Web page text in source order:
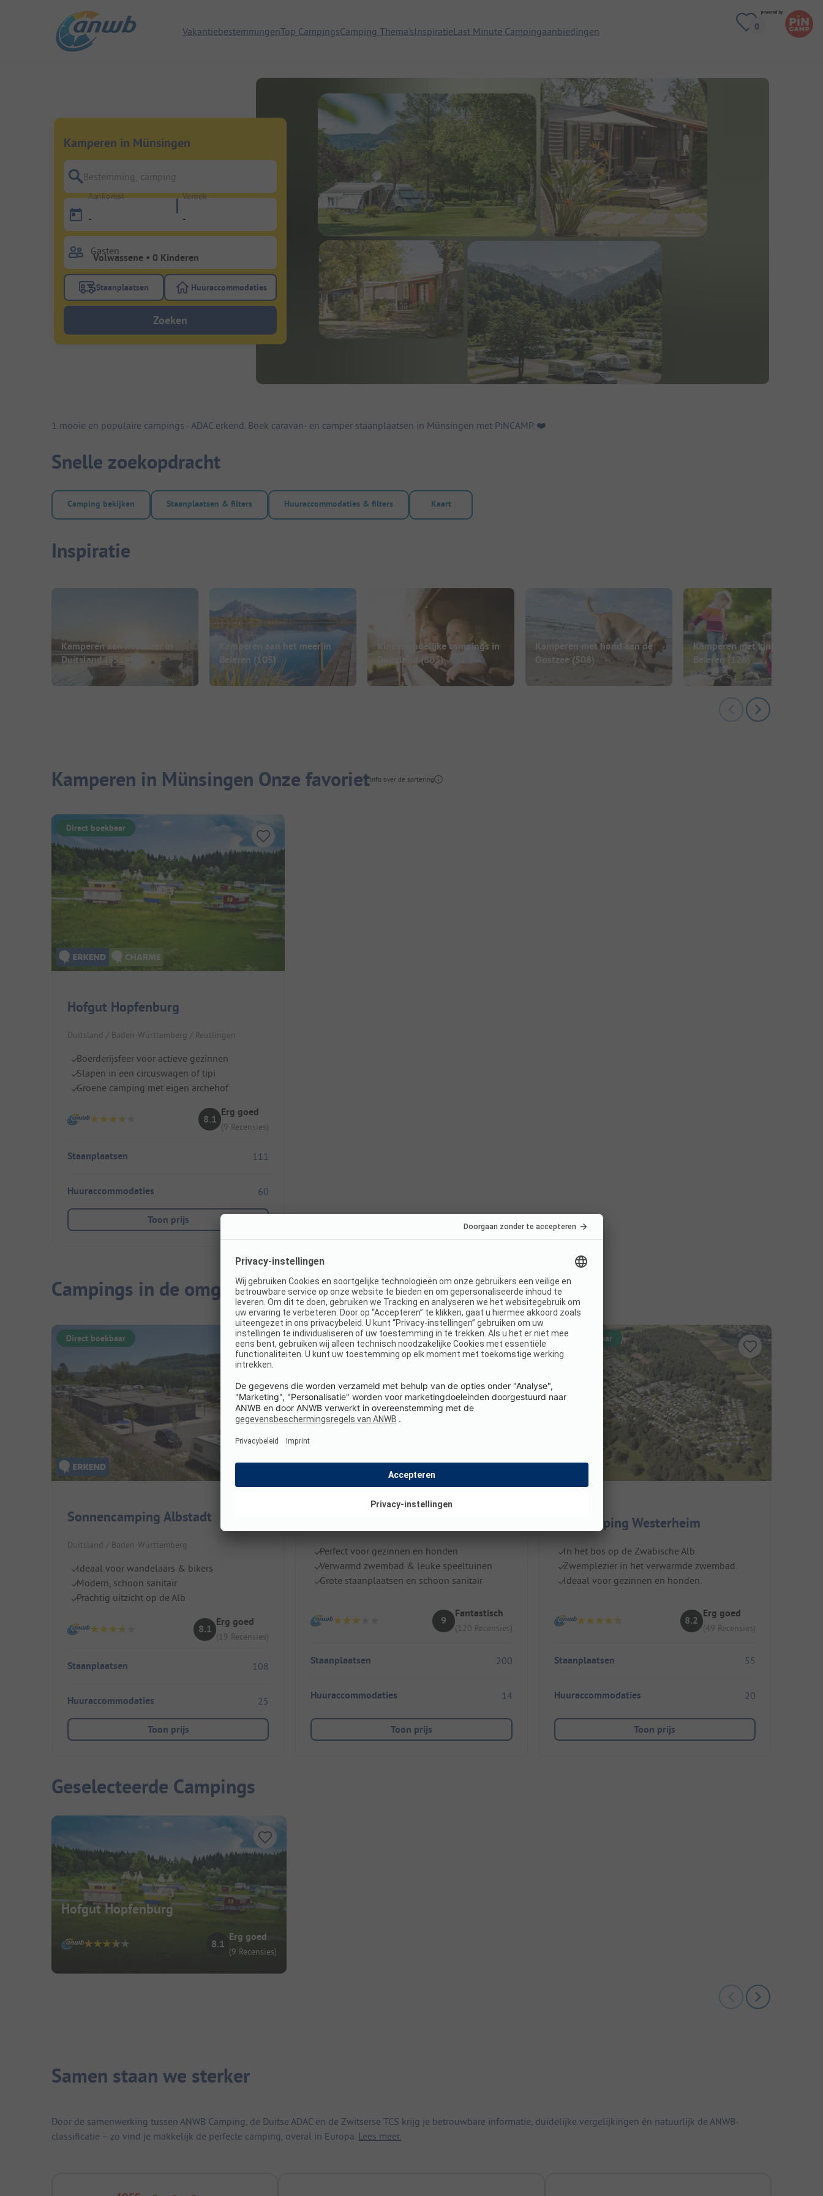
VakantiebestemmingenTop CampingsCamping Thema'sInspiratieLast Minute Campingaanbiedingen
Kamperen in Münsingen
Bestemming, camping
Aankomst
-
Vertrek
-
Gasten
Gebruik de filterknop staanplaatsen om te zoeken naar staanplaatsen
Staanplaatsen Gebruik de filterknop huuraccommodaties om te zoeken naar huuraccommodaties
Huuraccommodaties
Zoeken
1 mooie en populaire campings - ADAC erkend. Boek caravan- en camper staanplaatsen in Münsingen met PiNCAMP. ❤️️
Snelle zoekopdracht
Camping bekijken Staanplaatsen & filters Huuraccommodaties & filters Kaart
Inspiratie
Kamperen aan het meer in
Duitsland(551)
Kamperen aan het meer in
Beieren(105)
Kindvriendelijke campings in
Duitsland
(803)
Kamperen met hond aan de
Oostzee (508)
Kamperen met kinderen in
Beieren (126)
Kamperen in Münsingen Onze favorietInfo over de sortering
Direct boekbaar
Hofgut Hopfenburg
Duitsland / Baden-Württemberg / Reutlingen
Boerderijsfeer voor actieve gezinnen
Slapen in een circuswagen of tipi
Groene camping met eigen archehof
8.1
Erg goed
(9 Recensies)
Staanplaatsen 111
Huuraccommodaties 60
Toon prijs
Campings in de omgeving
Direct boekbaar
Sonnencamping Albstadt
Duitsland / Baden-Württemberg
Ideaal voor wandelaars & bikers
Modern, schoon sanitair
Prachtig uitzicht op de Alb
8.1
Erg goed
(19 Recensies)
Staanplaatsen 108
Huuraccommodaties 25
Toon prijs
Direct boekbaar
Perfect voor gezinnen en honden
Verwarmd zwembad & leuke speeltuinen
Grote staanplaatsen en schoon sanitair
9
Fantastisch
(120 Recensies)
Staanplaatsen 200
Huuraccommodaties 14
Toon prijs
Direct boekbaar
Alb-Camping Westerheim
In het bos op de Zwabische Alb.
Zwemplezier in het verwarmde zwembad.
Ideaal voor gezinnen en honden.
8.2
Erg goed
(49 Recensies)
Staanplaatsen 55
Huuraccommodaties 20
Toon prijs
Geselecteerde Campings
Hofgut Hopfenburg
8.1
Erg goed
(9 Recensies)
Samen staan we sterker
Door de samenwerking tussen ANWB Camping, de Duitse ADAC en de Zwitserse TCS krijg je betrouwbare informatie, duidelijke vergelijkingen én natuurlijk de ANWB-
classificatie – zo vind je makkelijk de perfecte camping, overal in Europa. Lees meer.